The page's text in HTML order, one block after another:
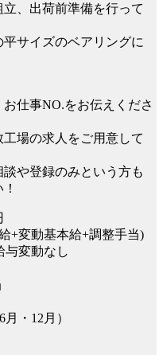
立、出荷前準備を行って
サイズのベアリングに
仕事NO.をお伝えくださ
場の求人をご用意して
や登録のみという方も
+変動基本給+調整手当)
与変動なし
・12月）